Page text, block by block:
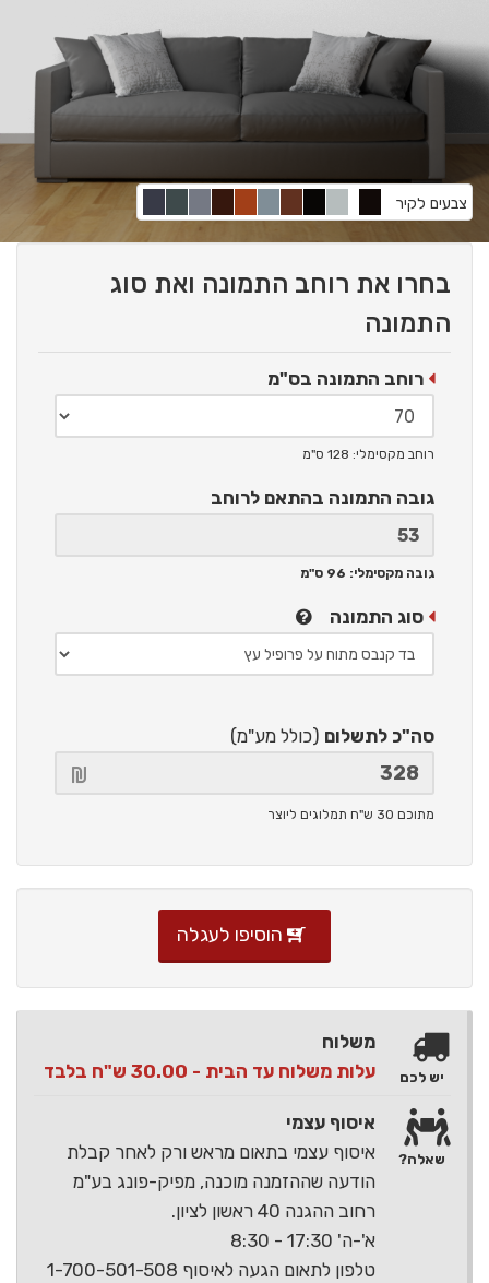
צבעים לקיר
בחרו את רוחב התמונה ואת סוג
התמונה
רוחב התמונה בס"מ
רוחב מקסימלי: 128 ס"מ
גובה התמונה בהתאם לרוחב
גובה מקסימלי: 96 ס"מ
סוג התמונה
סה"כ לתשלום (כולל מע"מ)
מתוכם 30 ש"ח תמלוגים ליוצר
הוסיפו לעגלה
משלוח
עלות משלוח עד הבית - 30.00 ש"ח בלבד
איסוף עצמי
איסוף עצמי בתאום מראש ורק לאחר קבלת
הודעה שההזמנה מוכנה, מפיק-פונג בע"מ
רחוב ההגנה 40 ראשון לציון.
א'-ה' 17:30 - 8:30
טלפון לתאום הגעה לאיסוף 1-700-501-508
יש לכם
שאלה?